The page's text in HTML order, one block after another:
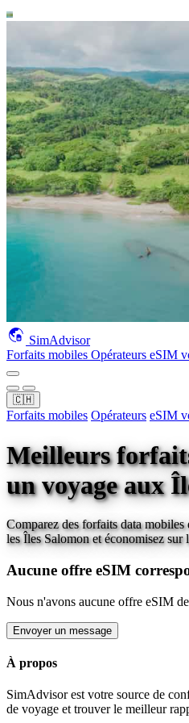
SimAdvisor
Forfaits mobiles Opérateurs eSIM
🇨🇭
Forfaits mobiles Opérateurs eSIM
Meilleurs
un voyageaux
Comparez des forfaits data
les Îles Salomonet économisez sur
Aucune offre eSIM
Nous n'avons aucune offre eSIM
Envoyer un message
À propos
SimAdvisor est votre source de
de voyage et trouver le meilleur